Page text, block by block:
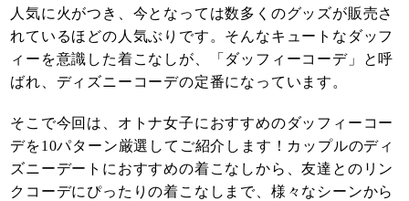
人気に火がつき、今となっては数多くのグッズが販売さ
れているほどの人気ぶりです。そんなキュートなダッフ
ィーを意識した着こなしが、「ダッフィーコーデ」と呼
ばれ、ディズニーコーデの定番になっています。
そこで今回は、オトナ女子におすすめのダッフィーコー
デを10パターン厳選してご紹介します！カップルのディ
ズニーデートにおすすめの着こなしから、友達とのリン
クコーデにぴったりの着こなしまで、様々なシーンから